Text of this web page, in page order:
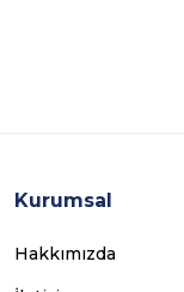
Kurumsal
Hakkımızda